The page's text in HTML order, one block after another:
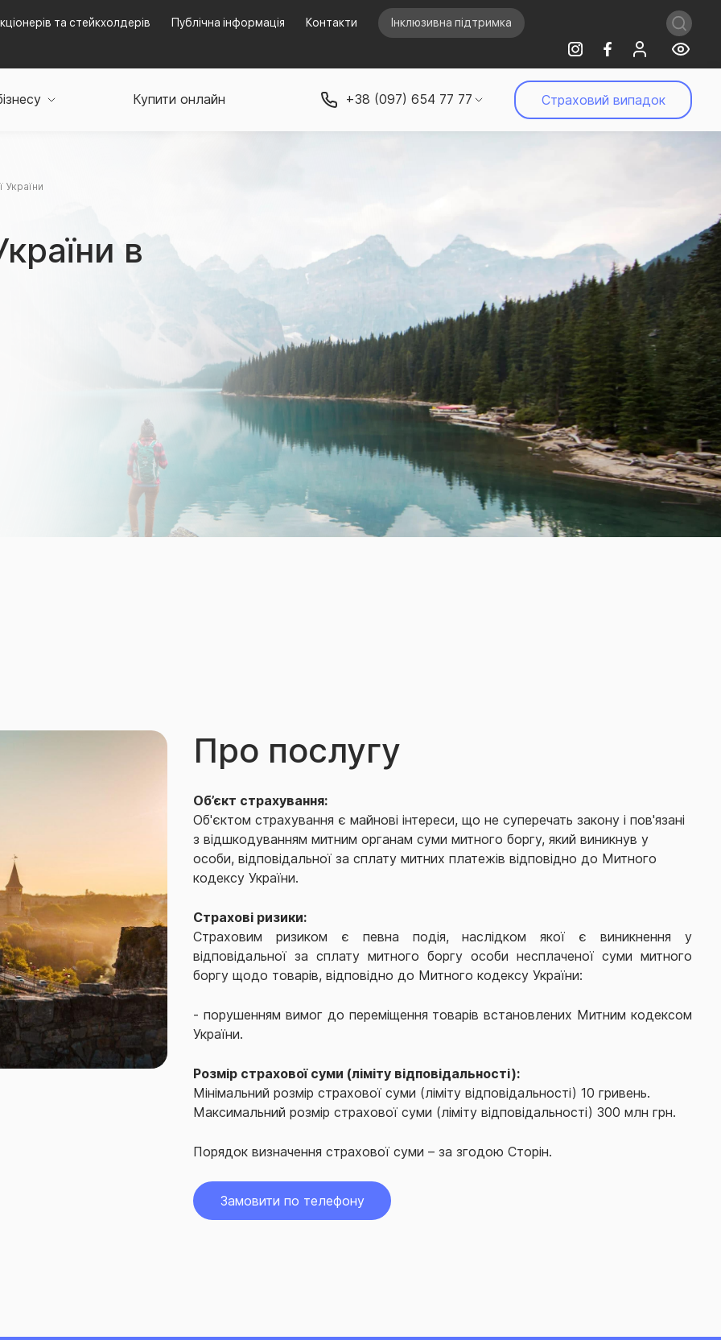
та стейкхолдерів Публічна інформація Контакти Інклюзивна підтримка
Купити онлайн +38 (097) 654 77 77 Страховий випадок
України
в
Про послугу
Об’єкт страхування:
Об'єктом страхування є майнові інтереси, що не суперечать закону і пов'язані
з відшкодуванням митним органам суми митного боргу, який виникнув у
особи, відповідальної за сплату митних платежів відповідно до Митного
кодексу України.
Страхові ризики:
Страховим ризиком є певна подія, наслідком якої є виникнення у
відповідальної за сплату митного боргу особи несплаченої суми митного
боргу щодо товарів, відповідно до Митного кодексу України:
- порушенням вимог до переміщення товарів встановлених Митним кодексом
України.
Розмір страхової суми (ліміту відповідальності):
Мінімальний розмір страхової суми (ліміту відповідальності) 10 гривень.
Максимальний розмір страхової суми (ліміту відповідальності) 300 млн грн.
Порядок визначення страхової суми – за згодою Сторін.
Замовити по телефону